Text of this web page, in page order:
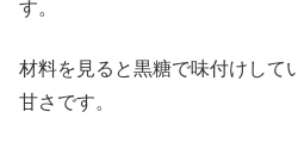
す。
材料を見ると黒糖で味付けして
甘さです。